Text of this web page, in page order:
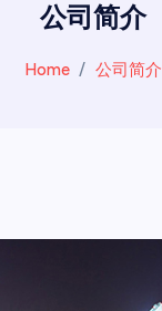
公司简介
Home 公司简介